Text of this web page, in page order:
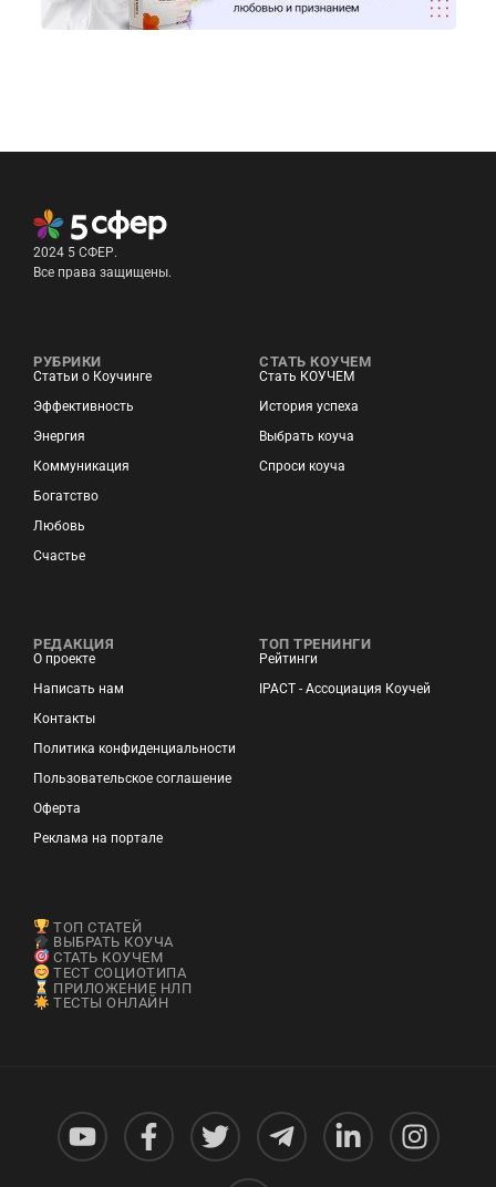
2024 5 СФЕР.
Все права защищены.
РУБРИКИ
Статьи о Коучинге
Эффективность
Энергия
Коммуникация
Богатство
Любовь
Счастье
СТАТЬ КОУЧЕМ
Стать КОУЧЕМ
История успеха
Выбрать коуча
Спроси коуча
РЕДАКЦИЯ
О проекте
Написать нам
Контакты
Политика конфиденциальности
Пользовательское соглашение
Оферта
Реклама на портале
ТОП ТРЕНИНГИ
Рейтинги
IPACT - Ассоциация Коучей
ТОП СТАТЕЙ
ВЫБРАТЬ КОУЧА
СТАТЬ КОУЧЕМ
ТЕСТ СОЦИОТИПА
ПРИЛОЖЕНИЕ НЛП
ТЕСТЫ ОНЛАЙН